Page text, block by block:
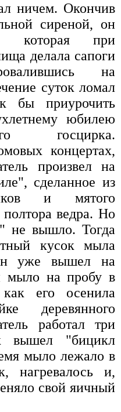
ничем. Окончив
сиреной, он
которая при
делала сапоги
на
суток ломал
бы приурочить
юбилею
госцирка.
концертах,
произвел на
сделанное из
и мятого
ведра. Но
не вышло. Тогда
кусок мыла
уже вышел на
мыло на пробу в
его осенила
деревянного
работал три
"бицикл
мыло лежало в
нагревалось и,
свой яичный